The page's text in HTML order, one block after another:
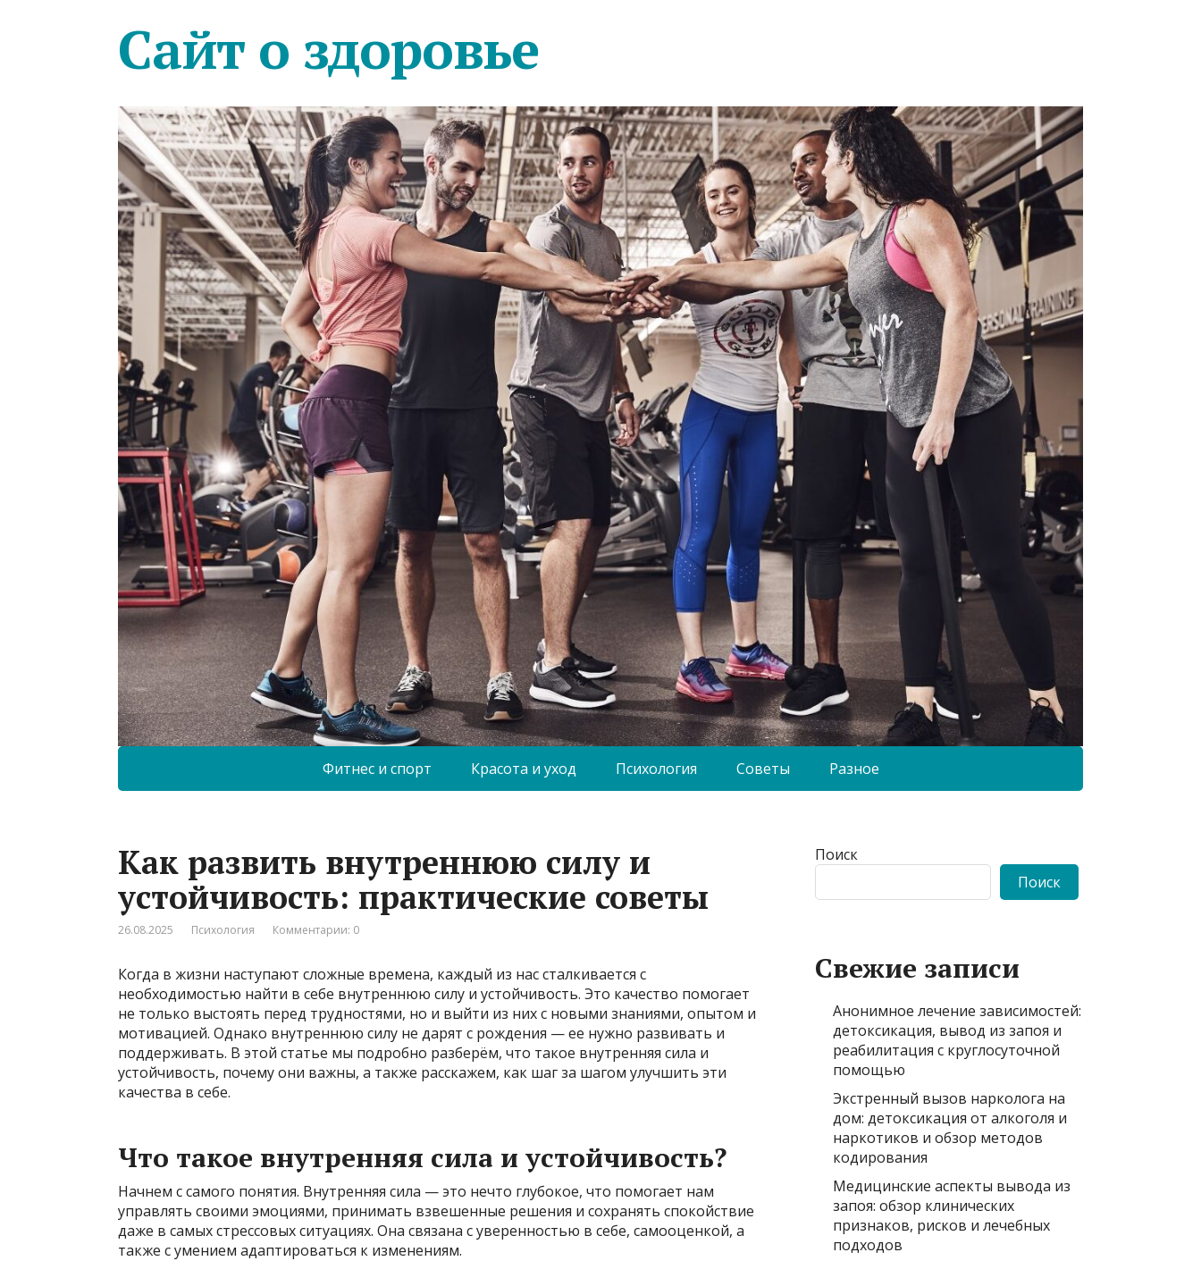
Сайт о здоровье
Фитнес и спорт Красота и уход Психология Советы Разное
Как развить внутреннюю силу и
устойчивость: практические советы
26.08.2025 Психология Комментарии: 0
Когда в жизни наступают сложные времена, каждый из нас сталкивается с
необходимостью найти в себе внутреннюю силу и устойчивость. Это качество помогает
не только выстоять перед трудностями, но и выйти из них с новыми знаниями, опытом и
мотивацией. Однако внутреннюю силу не дарят с рождения — ее нужно развивать и
поддерживать. В этой статье мы подробно разберём, что такое внутренняя сила и
устойчивость, почему они важны, а также расскажем, как шаг за шагом улучшить эти
качества в себе.
Что такое внутренняя сила и устойчивость?
Начнем с самого понятия. Внутренняя сила — это нечто глубокое, что помогает нам
управлять своими эмоциями, принимать взвешенные решения и сохранять спокойствие
даже в самых стрессовых ситуациях. Она связана с уверенностью в себе, самооценкой, а
также с умением адаптироваться к изменениям.
Поиск
Поиск
Свежие записи
Анонимное лечение зависимостей:
детоксикация, вывод из запоя и
реабилитация с круглосуточной
помощью
Экстренный вызов нарколога на
дом: детоксикация от алкоголя и
наркотиков и обзор методов
кодирования
Медицинские аспекты вывода из
запоя: обзор клинических
признаков, рисков и лечебных
подходов